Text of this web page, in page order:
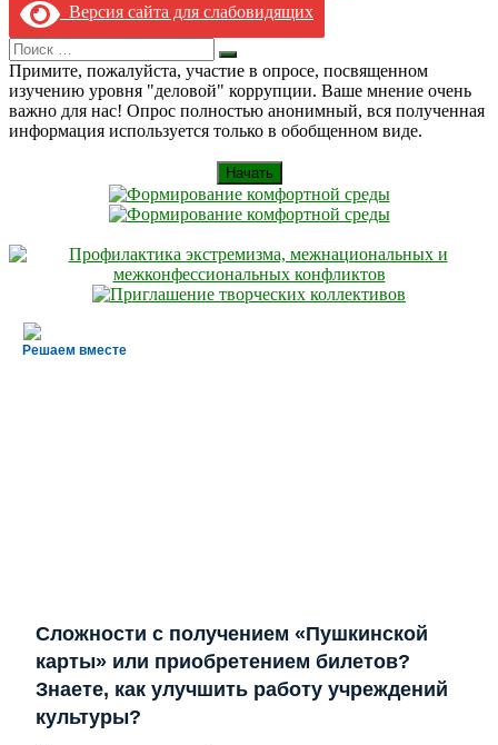
Версия сайта для слабовидящих
Search
for:
Искать
Примите, пожалуйста, участие в опросе, посвященном
изучению уровня "деловой" коррупции. Ваше мнение очень
важно для нас! Опрос полностью анонимный, вся полученная
информация используется только в обобщенном виде.
Начать
Решаем вместе
Сложности с получением «Пушкинской
карты» или приобретением билетов?
Знаете, как улучшить работу учреждений
культуры?